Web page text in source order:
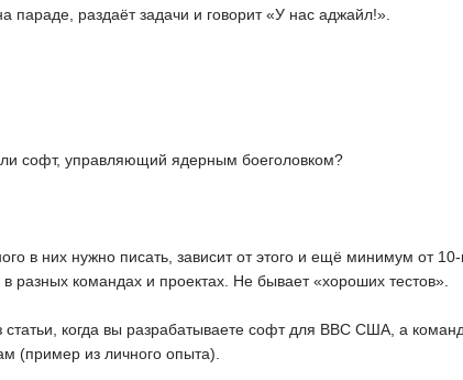
параде, раздаёт задачи и говорит «У нас аджайл!».
софт, управляющий ядерным боеголовком?
в них нужно писать, зависит от этого и ещё минимум от
разных командах и проектах. Не бывает «хороших тестов».
когда вы разрабатываете софт для ВВС США, а
(пример из личного опыта).